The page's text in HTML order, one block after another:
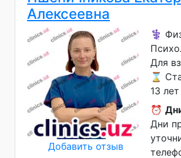
Алексеевна
Добавить отзыв
⚕️
Для
⌛
13 лет
⏰
Дни